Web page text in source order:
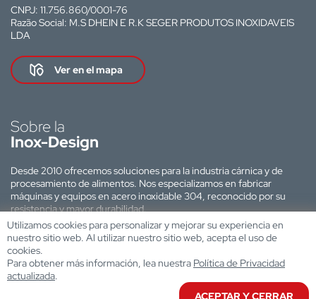
CNPJ: 11.756.860/0001-76
Razão Social: M.S DHEIN E R.K SEGER PRODUTOS INOXIDAVEIS
LDA
Ver en el mapa
Sobre la
Inox-Design
Desde 2010 ofrecemos soluciones para la industria cárnica y de
procesamiento de alimentos. Nos especializamos en fabricar
máquinas y equipos en acero inoxidable 304, reconocido por su
resistencia y mayor durabilidad.
Sitio web desarrollado por:
Utilizamos cookies para personalizar y mejorar su experiencia en
nuestro sitio web. Al utilizar nuestro sitio web, acepta el uso de
cookies.
Para obtener más información, lea nuestra Política de Privacidad
actualizada.
ACEPTAR Y CERRAR